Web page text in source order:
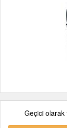
Geçici